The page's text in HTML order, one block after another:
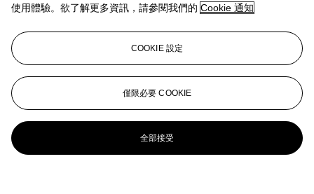
使用體驗。欲了解更多資訊，請參閱我們的 Cookie 通知
COOKIE 設定
僅限必要 COOKIE
全部接受